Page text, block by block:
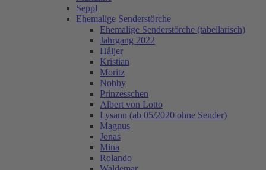
Seppl
Ehemalige Senderstörche
Ehemalige Senderstörche (tabellarisch)
Jahrgang 2022
Håljer
Kristian
Moritz
Nobby
Prinzesschen
Albert von Lotto
Lysann (ab 05/2020 ohne Sender)
Magnus
Jonas
Mina
Rolando